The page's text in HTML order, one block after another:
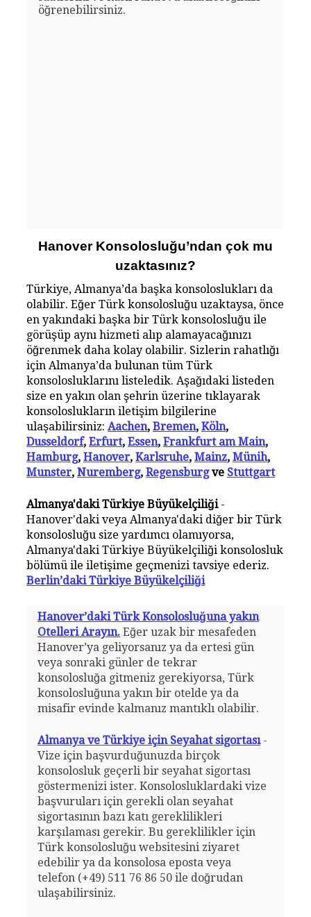
öğrenebilirsiniz.
Hanover Konsolosluğu’ndan çok mu
uzaktasınız?
Türkiye, Almanya’da başka konsoloslukları da
olabilir. Eğer Türk konsolosluğu uzaktaysa, önce
en yakındaki başka bir Türk konsolosluğu ile
görüşüp aynı hizmeti alıp alamayacağınızı
öğrenmek daha kolay olabilir. Sizlerin rahatlığı
için Almanya’da bulunan tüm Türk
konsolosluklarını listeledik. Aşağıdaki listeden
size en yakın olan şehrin üzerine tıklayarak
konsoloslukların iletişim bilgilerine
ulaşabilirsiniz:Aachen,Bremen,Köln,
Dusseldorf,Erfurt,Essen,Frankfurt am Main,
Hamburg,Hanover,Karlsruhe,Mainz,Münih,
Munster,Nuremberg,Regensburgve Stuttgart
Almanya'daki Türkiye Büyükelçiliği-
Hanover'daki veya Almanya'daki diğer bir Türk
konsolosluğu size yardımcı olamıyorsa,
Almanya'daki Türkiye Büyükelçiliği konsolosluk
bölümü ile iletişime geçmenizi tavsiye ederiz.
Berlin’daki Türkiye Büyükelçiliği
Hanover’daki Türk Konsolosluğuna yakın
Otelleri Arayın.Eğer uzak bir mesafeden
Hanover’ya geliyorsanız ya da ertesi gün
veya sonraki günler de tekrar
konsolosluğa gitmeniz gerekiyorsa, Türk
konsolosluğuna yakın bir otelde ya da
misafir evinde kalmanız mantıklı olabilir.
Almanya ve Türkiye için Seyahat sigortası-
Vize için başvurduğunuzda birçok
konsolosluk geçerli bir seyahat sigortası
göstermenizi ister. Konsolosluklardaki vize
başvuruları için gerekli olan seyahat
sigortasının bazı katı gereklilikleri
karşılaması gerekir. Bu gereklilikler için
Türk konsolosluğu websitesini ziyaret
edebilir ya da konsolosa eposta veya
telefon (+49) 511 76 86 50 ile doğrudan
ulaşabilirsiniz.